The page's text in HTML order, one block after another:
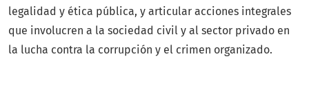
legalidad y ética pública, y articular acciones integrales
que involucren a la sociedad civil y al sector privado en
la lucha contra la corrupción y el crimen organizado.